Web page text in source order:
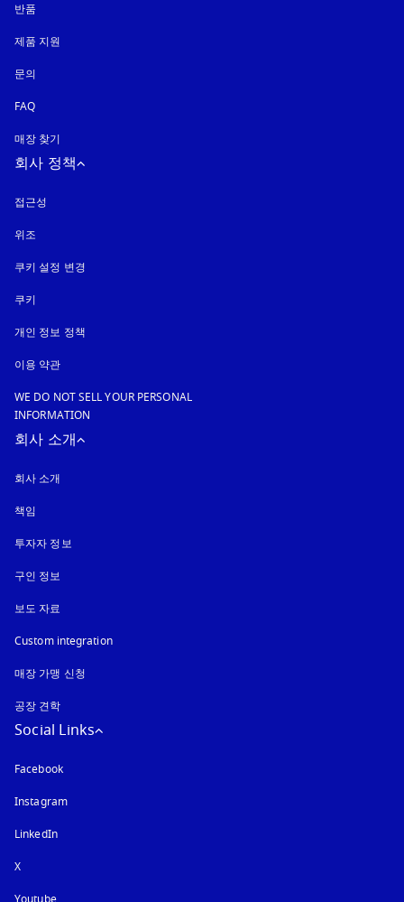
반품
제품 지원
문의
FAQ
매장 찾기
회사 정책
접근성
위조
쿠키 설정 변경
쿠키
개인 정보 정책
이용 약관
WE DO NOT SELL YOUR PERSONAL
INFORMATION
회사 소개
회사 소개
책임
투자자 정보
구인 정보
보도 자료
Custom integration
매장 가맹 신청
공장 견학
Social Links
Facebook
Instagram새 탭에서 열림
LinkedIn
X